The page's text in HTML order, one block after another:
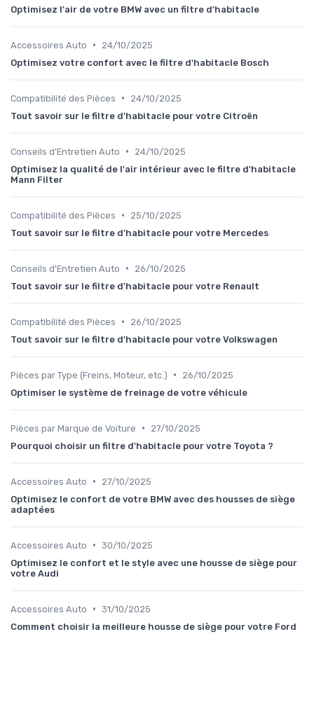
Optimisez l'air de votre BMW avec un filtre d'habitacle
Accessoires Auto •
24/10/2025
Optimisez votre confort avec le filtre d'habitacle Bosch
Compatibilité des Pièces •
24/10/2025
Tout savoir sur le filtre d'habitacle pour votre Citroën
Conseils d'Entretien Auto •
24/10/2025
Optimisez la qualité de l'air intérieur avec le filtre d'habitacle
Mann Filter
Compatibilité des Pièces •
25/10/2025
Tout savoir sur le filtre d'habitacle pour votre Mercedes
Conseils d'Entretien Auto •
26/10/2025
Tout savoir sur le filtre d'habitacle pour votre Renault
Compatibilité des Pièces •
26/10/2025
Tout savoir sur le filtre d'habitacle pour votre Volkswagen
Pièces par Type (Freins, Moteur, etc.) •
26/10/2025
Optimiser le système de freinage de votre véhicule
Pièces par Marque de Voiture •
27/10/2025
Pourquoi choisir un filtre d'habitacle pour votre Toyota ?
Accessoires Auto •
27/10/2025
Optimisez le confort de votre BMW avec des housses de siège
adaptées
Accessoires Auto • 30/10/2025
Optimisez le confort et le style avec une housse de siège pour
votre Audi
Accessoires Auto • 31/10/2025
Comment choisir la meilleure housse de siège pour votre Ford